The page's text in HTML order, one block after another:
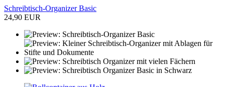
Schreibtisch-Organizer Basic
24,90 EUR